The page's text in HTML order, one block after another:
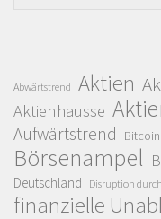
Abwärtstrend Aktien
Aktienhausse
Aufwärtstrend Bitcoin
Börsenampel
Deutschland Disruption
finanzielle